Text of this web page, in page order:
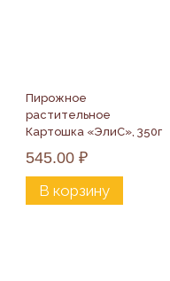
Пирожное
растительное
Картошка «ЭлиС», 350г
545.00 ₽
В корзину